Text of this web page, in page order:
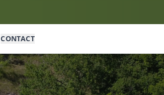
CONTACT